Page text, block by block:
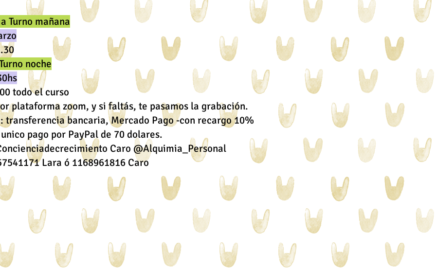
Turno mañana
noche
todo el curso
plataforma zoom, y si faltás, te pasamos la grabación.
transferencia bancaria, Mercado Pago -con recargo 10%
pago por PayPal de 70 dolares.
Caro @Alquimia_Personal
Lara ó 1168961816 Caro